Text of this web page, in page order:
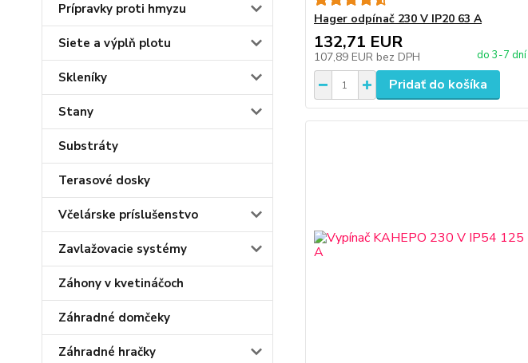
Prípravky proti hmyzu
Siete a výplň plotu
Skleníky
Stany
Substráty
Terasové dosky
Včelárske príslušenstvo
Zavlažovacie systémy
Záhony v kvetináčoch
Záhradné domčeky
Záhradné hračky
Hager odpínač 230 V IP20 63 A
132,71 EUR
107,89 EUR bez DPH do 3-7 dní
Pridať do košíka